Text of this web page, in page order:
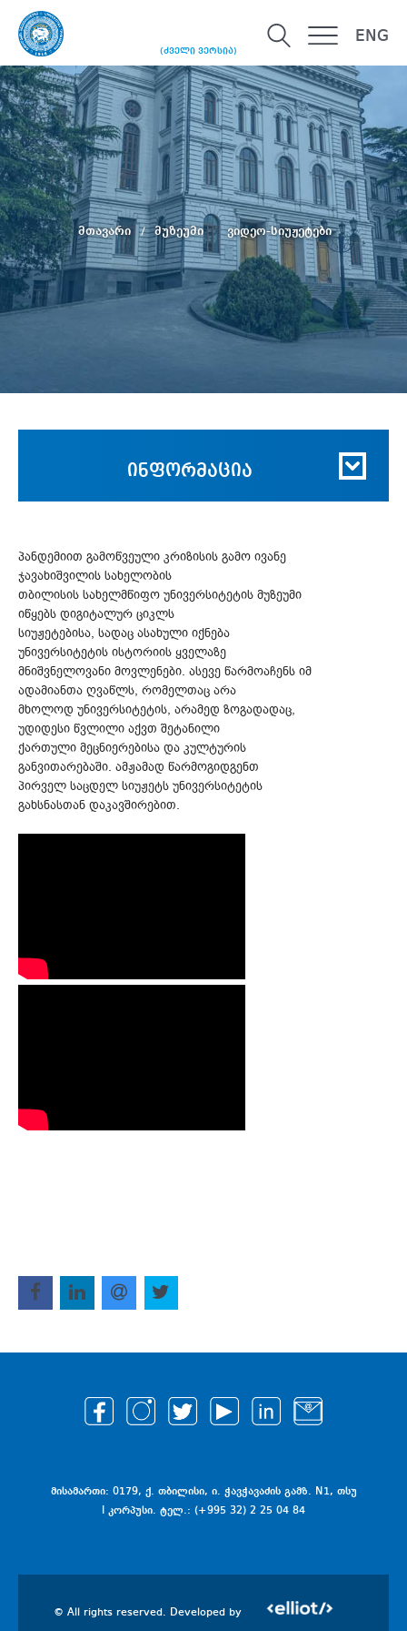
(ძველი ვერსია)
ENG
მთავარი მუზეუმი ვიდეო-სიუჟეტები
ინფორმაცია
პანდემიით გამოწვეული კრიზისის გამო ივანე
ჯავახიშვილის სახელობის
თბილისის სახელმწიფო უნივერსიტეტის მუზეუმი
იწყებს დიგიტალურ ციკლს
სიუჟეტებისა, სადაც ასახული იქნება
უნივერსიტეტის ისტორიის ყველაზე
მნიშვნელოვანი მოვლენები. ასევე წარმოაჩენს იმ
ადამიანთა ღვაწლს, რომელთაც არა
მხოლოდ უნივერსიტეტის, არამედ ზოგადადაც,
უდიდესი წვლილი აქვთ შეტანილი
ქართული მეცნიერებისა და კულტურის
განვითარებაში. ამჟამად წარმოგიდგენთ
პირველ საცდელ სიუჟეტს უნივერსიტეტის
გახსნასთან დაკავშირებით.
მისამართი: 0179, ქ. თბილისი, ი. ჭავჭავაძის გამზ. N1, თსუ
I კორპუსი. ტელ.: (+995 32) 2 25 04 84
© All rights reserved. Developed by